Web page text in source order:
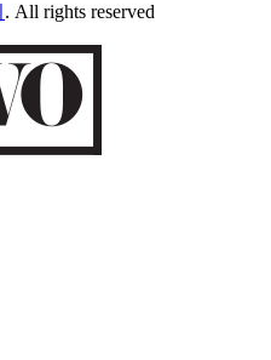
. All rights reserved